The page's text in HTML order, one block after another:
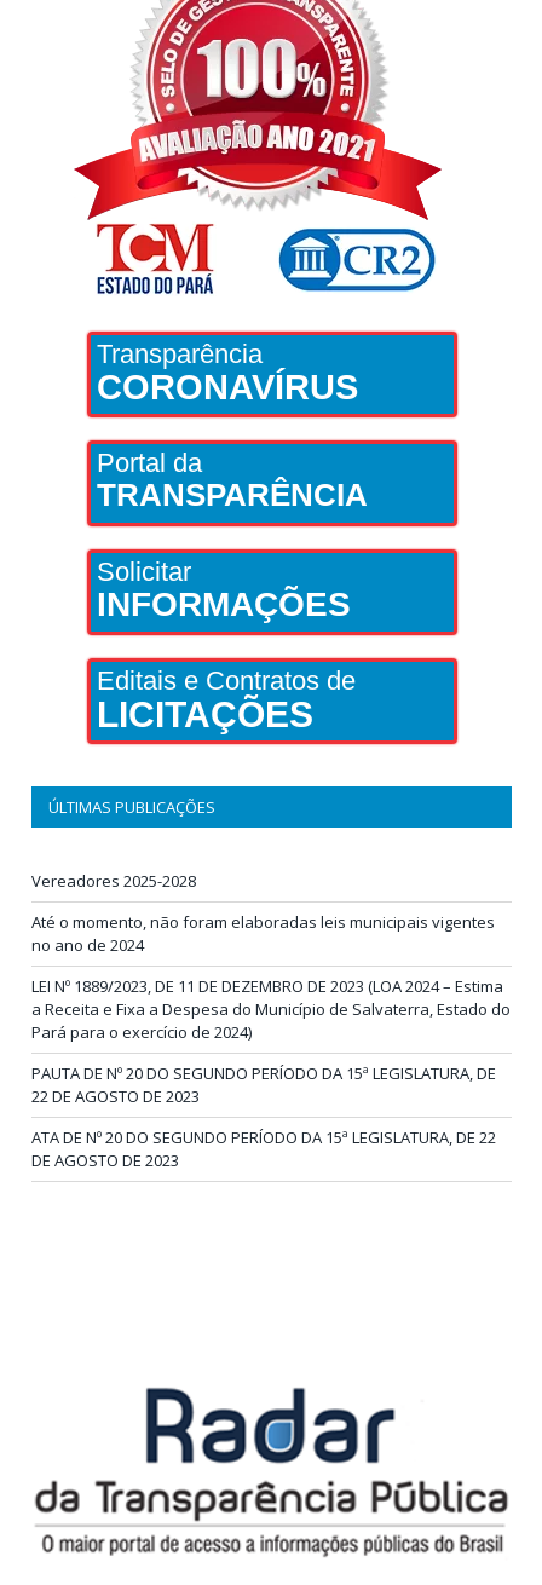
Transparência
CORONAVÍRUS
Portal da
TRANSPARÊNCIA
Solicitar
INFORMAÇÕES
Editais e Contratos de
LICITAÇÕES
ÚLTIMAS PUBLICAÇÕES
Vereadores 2025-2028
Até o momento, não foram elaboradas leis municipais vigentes
no ano de 2024
LEI Nº 1889/2023, DE 11 DE DEZEMBRO DE 2023 (LOA 2024 – Estima
a Receita e Fixa a Despesa do Município de Salvaterra, Estado do
Pará para o exercício de 2024)
PAUTA DE Nº 20 DO SEGUNDO PERÍODO DA 15ª LEGISLATURA, DE
22 DE AGOSTO DE 2023
ATA DE Nº 20 DO SEGUNDO PERÍODO DA 15ª LEGISLATURA, DE 22
DE AGOSTO DE 2023